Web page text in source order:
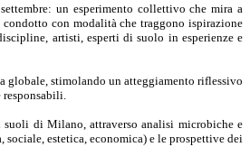
un esperimento collettivo che mira a
con modalità che traggono ispirazione
artisti, esperti di suolo in esperienze e
globale, stimolando un atteggiamento riflessivo
di Milano, attraverso analisi microbiche e
estetica, economica) e le prospettive dei